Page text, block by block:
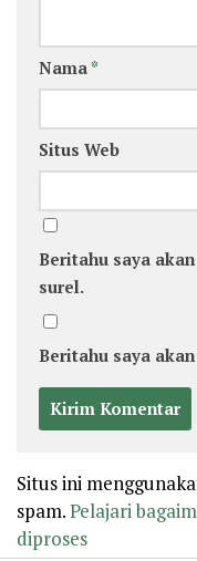
Nama *
Situs Web
Beritahu saya
surel.
Beritahu saya
Situs ini
spam.Pelajari
diproses